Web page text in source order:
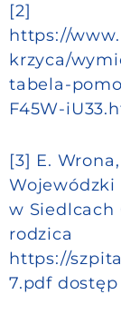
[2]
https://
krzyca/
tabela-
F45W-
[3] E.
Wojewódzki
w Siedlcach
rodzica
https://
7.pdf dostęp